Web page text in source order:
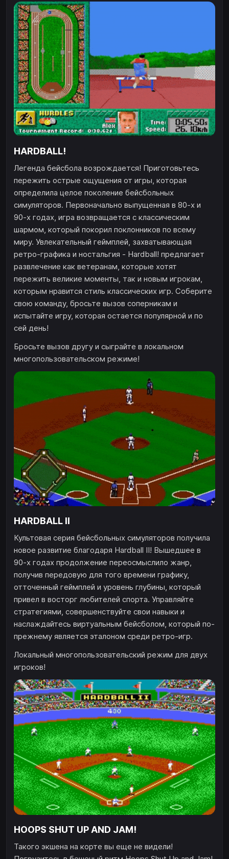
HARDBALL!
Легенда бейсбола возрождается! Приготовьтесь
пережить острые ощущения от игры, которая
определила целое поколение бейсбольных
симуляторов. Первоначально выпущенная в 80-х и
90-х годах, игра возвращается с классическим
шармом, который покорил поклонников по всему
миру. Увлекательный геймплей, захватывающая
ретро-графика и ностальгия - Hardball! предлагает
развлечение как ветеранам, которые хотят
пережить великие моменты, так и новым игрокам,
которым нравится стиль классических игр. Соберите
свою команду, бросьте вызов соперникам и
испытайте игру, которая остается популярной и по
сей день!
Бросьте вызов другу и сыграйте в локальном
многопользовательском режиме!
HARDBALL II
Культовая серия бейсбольных симуляторов получила
новое развитие благодаря Hardball II! Вышедшее в
90-х годах продолжение переосмыслило жанр,
получив передовую для того времени графику,
отточенный геймплей и уровень глубины, который
привел в восторг любителей спорта. Управляйте
стратегиями, совершенствуйте свои навыки и
наслаждайтесь виртуальным бейсболом, который по-
прежнему является эталоном среди ретро-игр.
Локальный многопользовательский режим для двух
игроков!
HOOPS SHUT UP AND JAM!
Такого экшена на корте вы еще не видели!